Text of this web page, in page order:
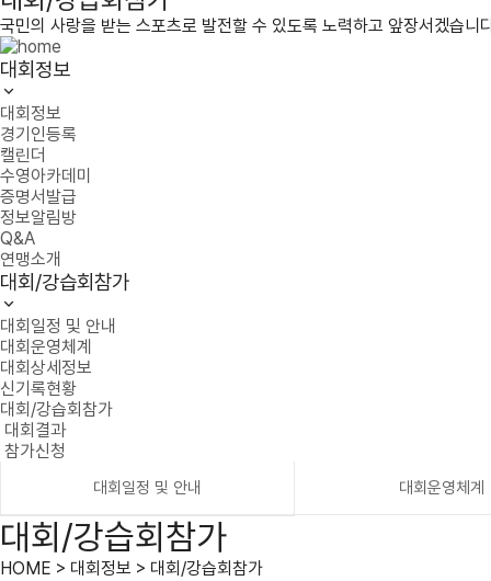
국민의 사랑을 받는 스포츠로 발전할 수 있도록 노력하고 앞장서겠습니
대회정보
대회정보
경기인등록
캘린더
수영아카데미
증명서발급
정보알림방
Q&A
연맹소개
대회/강습회참가
대회일정 및 안내
대회운영체계
대회상세정보
신기록현황
대회/강습회참가
대회결과
참가신청
대회일정 및 안내 대회운영체계
대회/강습회참가
HOME > 대회정보 > 대회/강습회참가